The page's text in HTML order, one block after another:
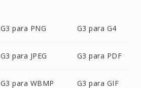
G3 para PNG G3 para G4
G3 para JPEG G3 para PDF
G3 para WBMP G3 para GIF